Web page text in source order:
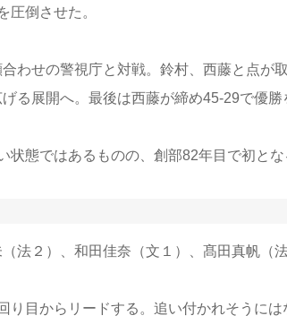
圧倒させた。
わせの警視庁と対戦。鈴村、西藤と点が
る展開へ。最後は西藤が締め45-29で優勝
状態ではあるものの、創部82年目で初と
法２）、和田佳奈（文１）、髙田真帆（
り目からリードする。追い付かれそうには